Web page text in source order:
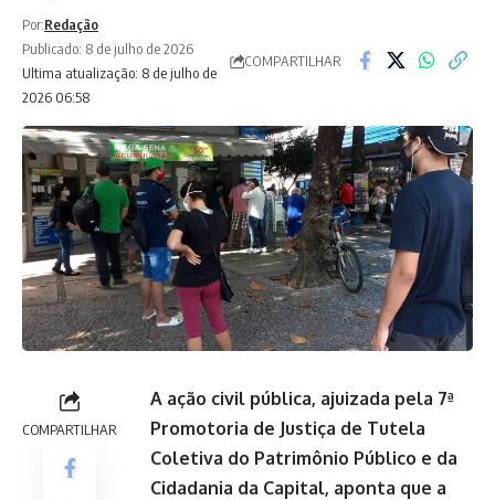
Ultima atualização: 8 de julho de
2026 06:58
Por:Redação
Publicado: 8 de julho de 2026
COMPARTILHAR
COMPARTILHAR
A ação civil pública, ajuizada pela 7ª
Promotoria de Justiça de Tutela
Coletiva do Patrimônio Público e da
Cidadania da Capital, aponta que a